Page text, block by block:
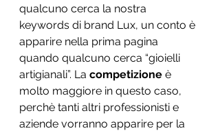
qualcuno cerca la nostra
keywords di brand Lux, un conto è
apparire nella prima pagina
quando qualcuno cerca “gioielli
artigianali”. La competizione è
molto maggiore in questo caso,
perchè tanti altri professionisti e
aziende vorranno apparire per la